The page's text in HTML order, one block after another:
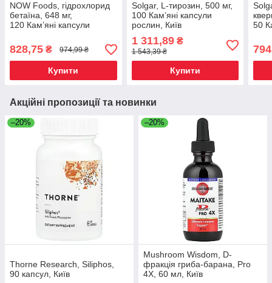
NOW Foods, гідрохлорид
бетаїна, 648 мг,
120 Кам’яні капсули
828,75 ₴ 974,99 ₴
Купити
Solgar, L-тирозин, 500 мг,
100 Кам’яні капсули
рослин, Київ
1 311,89₴
1 543,39 ₴
Купити
50
Акційні пропозиції та новинки
–20%
Thorne Research, Siliphos,
90 капсул, Київ
–20%
Mushroom Wisdom, D-
фракція гриба-барана, Pro
4X, 60 мл, Київ